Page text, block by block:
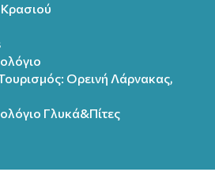
Τουρισμός: Ορεινή Λάρνακας,
Γλυκά&Πίτες